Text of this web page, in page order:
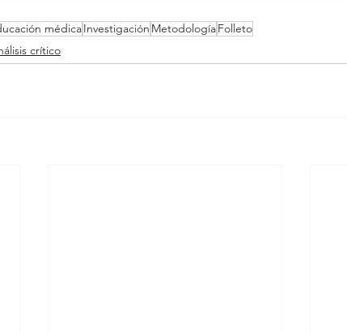
médicaInvestigación MetodologíaFolleto
crítico